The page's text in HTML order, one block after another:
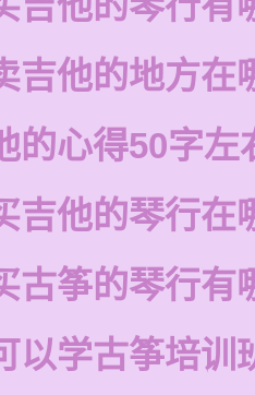
吉他的地方在
的心得50字左
吉他的琴行在
古筝的琴行有
以学古筝培训